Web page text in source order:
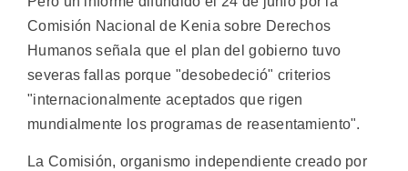
Comisión Nacional de Kenia sobre Derechos
Humanos señala que el plan del gobierno tuvo
severas fallas porque "desobedeció" criterios
"internacionalmente aceptados que rigen
mundialmente los programas de reasentamiento".
La Comisión, organismo independiente creado por